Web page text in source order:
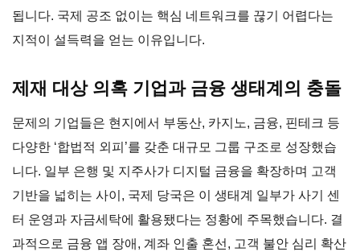
됩니다. 국제 공조 없이는 핵심 네트워크를 끊기 어렵다는
지적이 설득력을 얻는 이유입니다.
제재 대상 의혹 기업과 금융 생태계의 충돌
문제의 기업들은 현지에서 부동산, 카지노, 금융, 핀테크 등
다양한 ‘합법적 외피’를 갖춘 대규모 그룹 구조로 성장했습
니다. 일부 은행 및 지주사가 디지털 금융을 확장하며 고객
기반을 넓히는 사이, 국제 당국은 이 생태계 일부가 사기 센
터 운영과 자금세탁에 활용됐다는 정황에 주목했습니다. 결
과적으로 금융 앱 장애, 계좌 인출 혼선, 고객 불안 심리 확산